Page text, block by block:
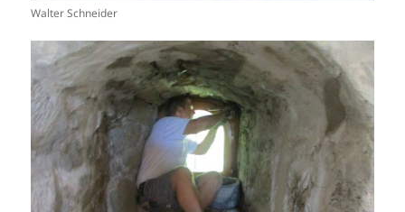
Walter Schneider